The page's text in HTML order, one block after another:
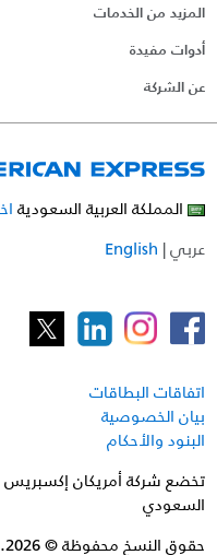
المزيد من الخدمات
أدوات مفيدة
عن الشركة
المملكة العربية السعودية
عربي|
English
اتفاقات البطاقات
بيان الخصوصية
البنود والأحكام
تخضع شركة أمريكان إكسبريس
السعودي
حقوق النسخ محفوظة © 2026. رقم الترخيص 201512